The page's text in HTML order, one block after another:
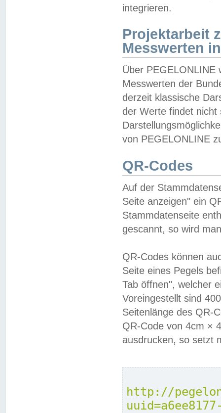
integrieren.
Projektarbeit
Messwerten
Über PEGELONLINE
Messwerten der
derzeit klassische
der Werte findet
von PEGELONLINE
QR-Codes
Auf der
Seite anzeigen" ein
Stammdatenseite
gescannt, so wird
QR-Codes können
Seite eines Pegels
Tab öffnen", welcher
Voreingestellt sind
Seitenlänge des QR-
QR-Code von 4cm ×
ausdrucken, so setzt
http://